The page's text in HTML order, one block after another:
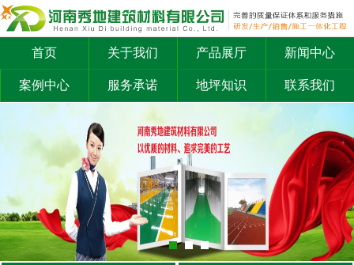
首页 关于我们 产品展厅 新闻中心
案例中心 服务承诺 地坪知识 联系我们